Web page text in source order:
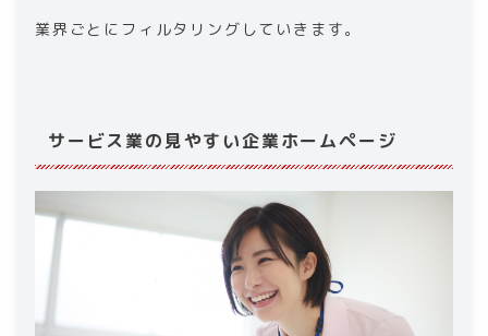
4-2 . ホームページの一番下にあるものは何で
業界ごとにフィルタリングしていきます。
サービス業の見やすい企業ホームページ